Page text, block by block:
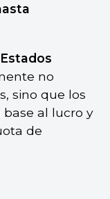
no
sino que los
al lucro y
de